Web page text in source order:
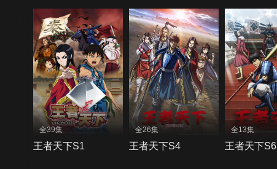
全39集
王者天下S1
全26集
王者天下S4
全13集
王者天下S6